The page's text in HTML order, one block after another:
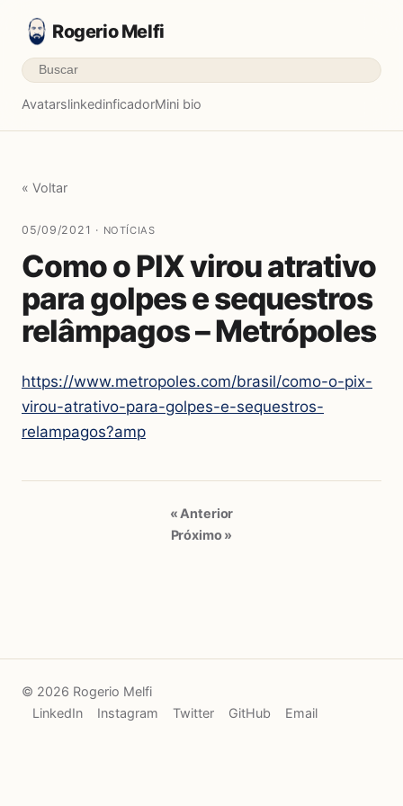
Rogerio Melfi
AvatarslinkedinficadorMini bio
« Voltar
05/09/2021 · NOTÍCIAS
Como o PIX virou atrativo
para golpes e sequestros
relâmpagos – Metrópoles
https://www.metropoles.com/brasil/como-o-pix-
virou-atrativo-para-golpes-e-sequestros-
relampagos?amp
« Anterior
Próximo »
© 2026 Rogerio Melfi
LinkedIn
Instagram Twitter GitHub Email